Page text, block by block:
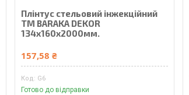
Плінтус стельовий інжекційний
ТМ BARAKA DEKOR
134х160х2000мм.
157,58 ₴
G6
Готово до відправки